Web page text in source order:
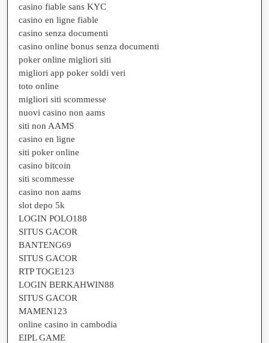
casino fiable sans KYC
casino en ligne fiable
casino senza documenti
casino online bonus senza documenti
poker online migliori siti
migliori app poker soldi veri
toto online
migliori siti scommesse
nuovi casino non aams
siti non AAMS
casino en ligne
siti poker online
casino bitcoin
siti scommesse
casino non aams
slot depo 5k
LOGIN POLO188
SITUS GACOR
BANTENG69
SITUS GACOR
RTP TOGE123
LOGIN BERKAHWIN88
SITUS GACOR
MAMEN123
online casino in cambodia
EIPL GAME